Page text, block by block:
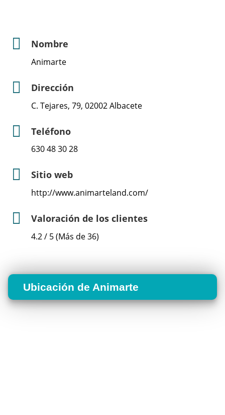
Nombre
Animarte
Dirección
C. Tejares, 79, 02002 Albacete
Teléfono
630 48 30 28
Sitio web
http://www.animarteland.com/
Valoración de los clientes
4.2 / 5 (Más de 36)
Ubicación de Animarte